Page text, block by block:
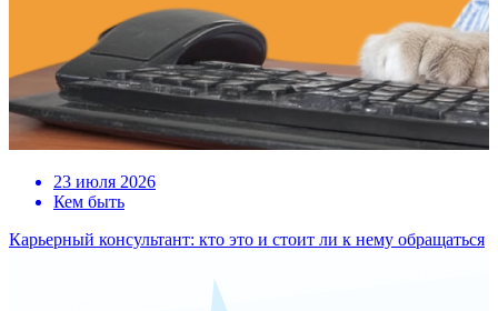
23 июля 2026
Кем быть
Карьерный консультант: кто это и стоит ли к нему обращаться